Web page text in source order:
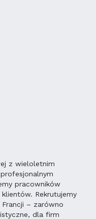
z wieloletnim
pracowników
Rekrutujemy
– zarówno
dla firm